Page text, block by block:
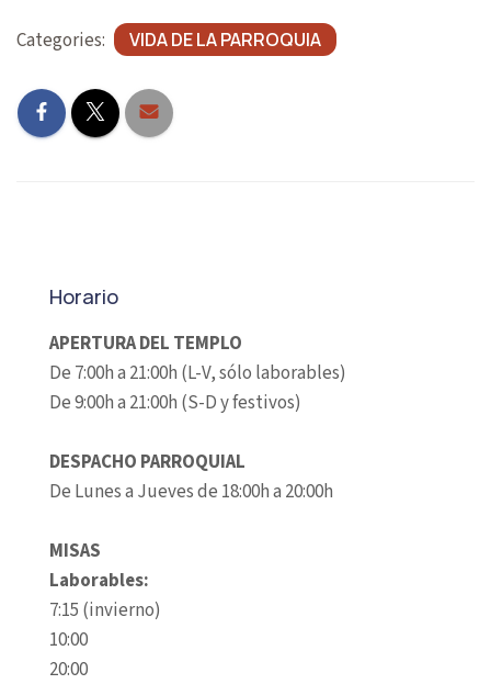
Categories: VIDA DE LA PARROQUIA
Horario
APERTURA DEL TEMPLO
De 7:00h a 21:00h (L-V, sólo laborables)
De 9:00h a 21:00h (S-D y festivos)
DESPACHO PARROQUIAL
De Lunes a Jueves de 18:00h a 20:00h
MISAS
Laborables:
7:15 (invierno)
10:00
20:00